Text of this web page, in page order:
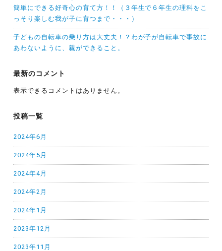
簡単にできる好奇心の育て方！！（３年生で６年生の理科をこ
っそり楽しむ我が子に育つまで・・・）
子どもの自転車の乗り方は大丈夫！？わが子が自転車で事故に
あわないように、親ができること。
最新のコメント
表示できるコメントはありません。
投稿一覧
2024年6月
2024年5月
2024年4月
2024年2月
2024年1月
2023年12月
2023年11月